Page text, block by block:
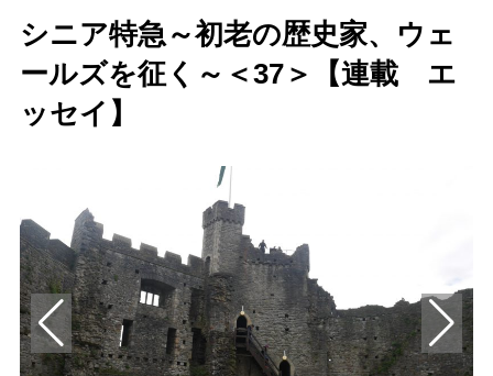
シニア特急～初老の歴史家、ウェ
ールズを征く～＜37＞【連載 エ
ッセイ】